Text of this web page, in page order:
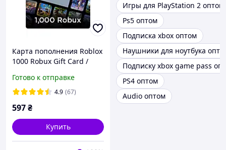
Карта пополнения Roblox
1000 Robux Gift Card /
1000 Робукс (цифровой
код активации)
Готово к отправке
4.9 (67)
597₴
Купить
Игры для PlayStation 2 оптом
Ps5 оптом
Подписка xbox оптом
Наушники для ноутбука
Подписку xbox game pass
PS4 оптом
Audio оптом